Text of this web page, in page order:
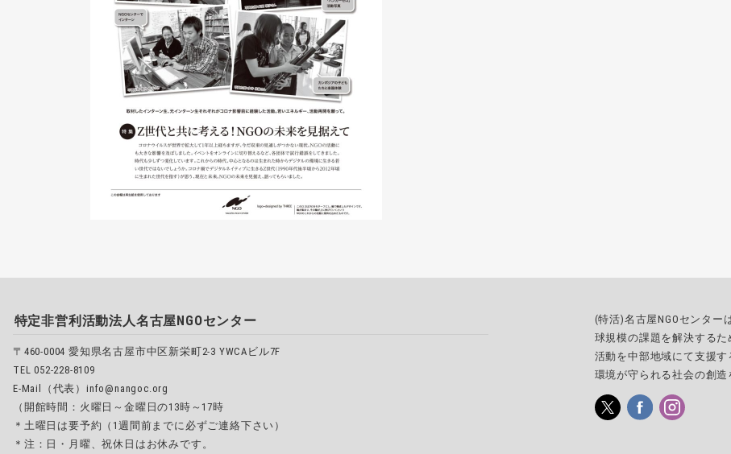
特定非営利活動法人名古屋NGOセンター
〒460-0004 愛知県名古屋市中区新栄町2-3 YWCAビル7F
TEL 052-228-8109
E-Mail（代表）info@nangoc.org
（開館時間：火曜日～金曜日の13時～17時
＊土曜日は要予約（1週間前までに必ずご連絡下さい）
＊注：日・月曜、祝休日はお休みです。
(特活)名古屋NGOセンター
球規模の課題を解決する
活動を中部地域にて支援す
環境が守られる社会の創造